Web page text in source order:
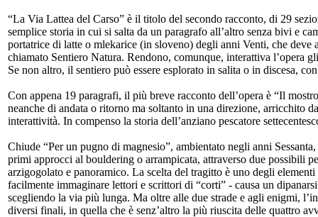
“La Via Lattea del Carso” è il titolo del secondo racconto, di 29
semplice storia in cui si salta da un paragrafo all’altro senza bivi e
portatrice di latte o mlekarice (in sloveno) degli anni Venti, che deve
chiamato Sentiero Natura. Rendono, comunque, interattiva l’opera
Se non altro, il sentiero può essere esplorato in salita o in discesa,
Con appena 19 paragrafi, il più breve racconto dell’opera è “Il
neanche di andata o ritorno ma soltanto in una direzione, arricchito
interattività. In compenso la storia dell’anziano pescatore
Chiude “Per un pugno di magnesio”, ambientato negli anni
primi approcci al bouldering o arrampicata, attraverso due possibili
arzigogolato e panoramico. La scelta del tragitto è uno degli
facilmente immaginare lettori e scrittori di “corti” - causa un
scegliendo la via più lunga. Ma oltre alle due strade e agli enigmi,
diversi finali, in quella che è senz’altro la più riuscita delle quattro